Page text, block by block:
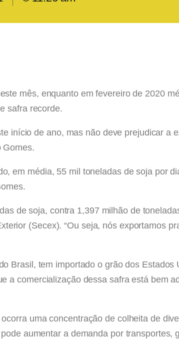
mês, enquanto em fevereiro de 2020
safra recorde.
início de ano, mas não deve prejudicar a
Gomes.
em média, 55 mil toneladas de soja por
de soja, contra 1,397 milhão de
(Secex). “Ou seja, nós exportamos
Brasil, tem importado o grão dos Estados
a comercialização dessa safra está bem
uma concentração de colheita de
aumentar a demanda por transportes,